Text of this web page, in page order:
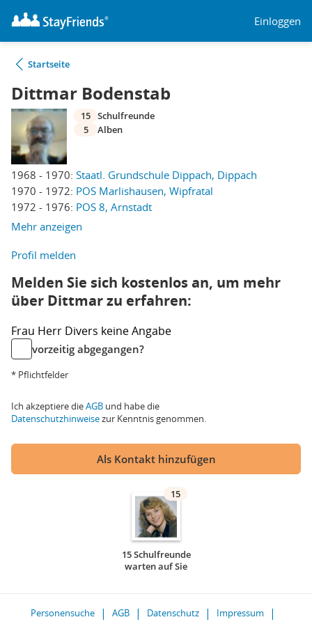
Einloggen
Startseite
Dittmar Bodenstab
1968 - 1970: Staatl. Grundschule Dippach, Dippach
1970 - 1972: POS Marlishausen, Wipfratal
1972 - 1976: POS 8, Arnstadt
Mehr anzeigen
15 Schulfreunde
5
Alben
Profil melden
Melden Sie sich kostenlos an, um mehr
über Dittmar zu erfahren:
Frau Herr Divers keine Angabe
vorzeitig abgegangen?
* Pflichtfelder
Ich akzeptiere dieAGB und habe die
Datenschutzhinweisezur Kenntnis genommen.
Als Kontakt hinzufügen
15
15 Schulfreunde
warten auf Sie
Personensuche AGB Datenschutz
Impressum